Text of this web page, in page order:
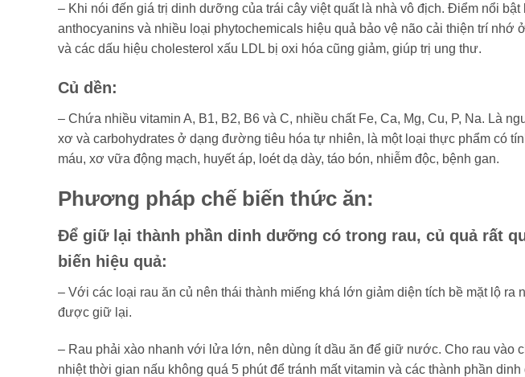
– Khi nói đến giá trị dinh dưỡng của trái cây việt quất là nhà vô địch. Điểm nổi
anthocyanins và nhiều loại phytochemicals hiệu quả bảo vệ não cải thiện trí
và các dấu hiệu cholesterol xấu LDL bị oxi hóa cũng giảm, giúp trị ung thư.
Củ dền:
– Chứa nhiều vitamin A, B1, B2, B6 và C, nhiều chất Fe, Ca, Mg, Cu, P, Na. Là
xơ và carbohydrates ở dạng đường tiêu hóa tự nhiên, là một loại thực phẩm có
máu, xơ vữa động mạch, huyết áp, loét dạ dày, táo bón, nhiễm độc, bệnh gan.
Phương pháp chế biến thức ăn:
Để giữ lại thành phần dinh dưỡng có trong rau, củ quả rất
biến hiệu quả:
– Với các loại rau ăn củ nên thái thành miếng khá lớn giảm diện tích bề mặt lộ ra
được giữ lại.
– Rau phải xào nhanh với lửa lớn, nên dùng ít dầu ăn để giữ nước. Cho rau vào
nhiệt thời gian nấu không quá 5 phút để tránh mất vitamin và các thành phần